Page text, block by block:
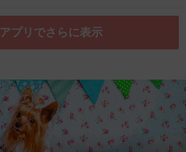
アプリでさらに表示